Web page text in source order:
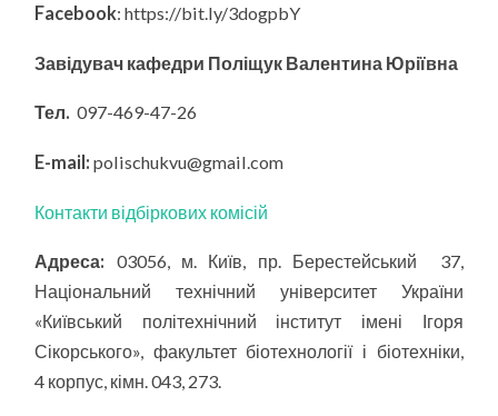
Facebook: https://bit.ly/3dogpbY
Завідувач кафедри Поліщук Валентина Юріївна
Тел. 097-469-47-26
E-mail: polischukvu@gmail.com
Контакти відбіркових комісій
Адреса: 03056, м. Київ, пр. Берестейський 37,
Національний технічний університет України
«Київський політехнічний інститут імені Ігоря
Сікорського», факультет біотехнології і біотехніки,
4 корпус, кімн. 043, 273.